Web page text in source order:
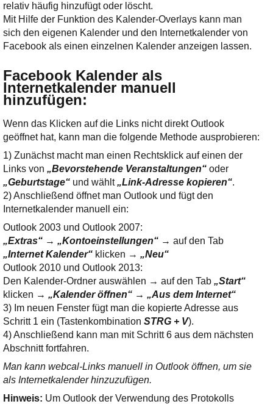
relativ häufig hinzufügt oder löscht.
Mit Hilfe der Funktion des Kalender-Overlays kann man
sich den eigenen Kalender und den Internetkalender von
Facebook als einen einzelnen Kalender anzeigen lassen.
Facebook Kalender als
Internetkalender manuell
hinzufügen:
Wenn das Klicken auf die Links nicht direkt Outlook
geöffnet hat, kann man die folgende Methode ausprobieren:
1) Zunächst macht man einen Rechtsklick auf einen der
Links von „Bevorstehende Veranstaltungen“oder
„Geburtstage“und wählt„Link-Adresse kopieren“.
2) Anschließend öffnet man Outlook und fügt den
Internetkalender manuell ein:
Outlook 2003 und Outlook 2007:
„Extras“ → „Kontoeinstellungen“→ auf den Tab
„Internet Kalender“klicken → „Neu“
Outlook 2010 und Outlook 2013:
Den Kalender-Ordner auswählen → auf den Tab „Start“
klicken → „Kalender öffnen“ → „Aus dem Internet“
3) Im neuen Fenster fügt man die kopierte Adresse aus
Schritt 1 ein (Tastenkombination STRG + V).
4) Anschließend kann man mit Schritt 6 aus dem nächsten
Abschnitt fortfahren.
Man kann webcal-Links manuell in Outlook öffnen, um sie
als Internetkalender hinzuzufügen.
Hinweis: Um Outlook der Verwendung des Protokolls